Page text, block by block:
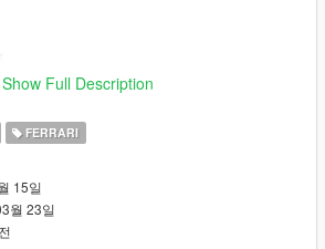
卡钳色
Show Full Description
FERRARI
15일
월 23일